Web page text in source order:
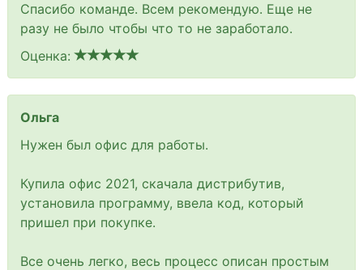
Спасибо команде. Всем рекомендую. Еще не
разу не было чтобы что то не заработало.
Оценка:
Ольга
Нужен был офис для работы.
Купила офис 2021, скачала дистрибутив,
установила программу, ввела код, который
пришел при покупке.
Все очень легко, весь процесс описан простым